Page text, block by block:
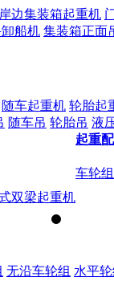
岸边集装箱起重机
船机 集装箱正面
随车起重机 轮胎起
随车吊 轮胎吊 液
双梁起重机
起重
车轮组
无沿车轮组 水平